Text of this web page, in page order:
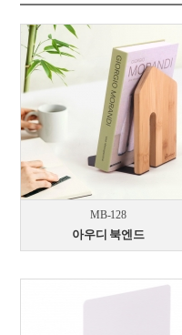
MB-128
아우디 북엔드